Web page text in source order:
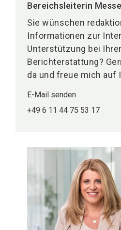
Bereichsleiterin
Sie wünschen
Informationen zur
Unterstützung bei Ihrer
Berichterstattung?
da und freue mich auf
E-Mail senden
+49 6 11 44 75 53 17